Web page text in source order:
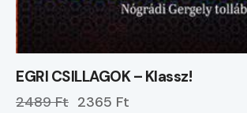
EGRI CSILLAGOK – Klassz!
2489 Ft 2365 Ft